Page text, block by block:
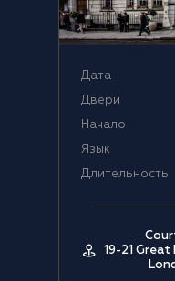
Дата
Двери
Начало
Язык
Длительность
19-21